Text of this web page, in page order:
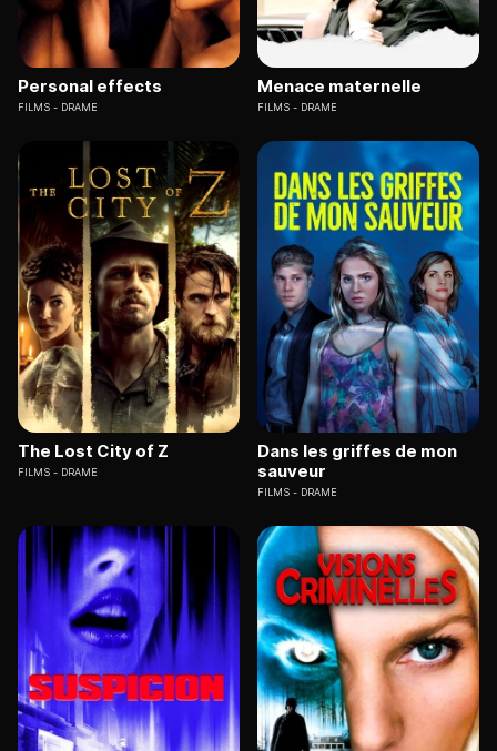
Personal effects
FILMS DRAME
Menace maternelle
FILMS DRAME
The Lost City of Z
FILMS DRAME
Dans les griffes de mon
sauveur
FILMS DRAME